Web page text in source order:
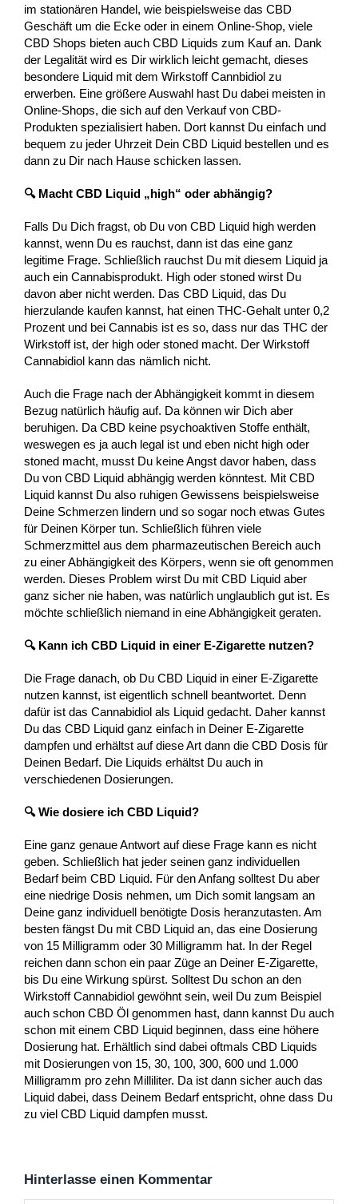
im stationären Handel, wie beispielsweise das CBD
Geschäft um die Ecke oder in einem Online-Shop, viele
CBD Shops bieten auch CBD Liquids zum Kauf an. Dank
der Legalität wird es Dir wirklich leicht gemacht, dieses
besondere Liquid mit dem Wirkstoff Cannbidiol zu
erwerben. Eine größere Auswahl hast Du dabei meisten in
Online-Shops, die sich auf den Verkauf von CBD-
Produkten spezialisiert haben. Dort kannst Du einfach und
bequem zu jeder Uhrzeit Dein CBD Liquid bestellen und es
dann zu Dir nach Hause schicken lassen.
🔍 Macht CBD Liquid „high“ oder abhängig?
Falls Du Dich fragst, ob Du von CBD Liquid high werden
kannst, wenn Du es rauchst, dann ist das eine ganz
legitime Frage. Schließlich rauchst Du mit diesem Liquid ja
auch ein Cannabisprodukt. High oder stoned wirst Du
davon aber nicht werden. Das CBD Liquid, das Du
hierzulande kaufen kannst, hat einen THC-Gehalt unter 0,2
Prozent und bei Cannabis ist es so, dass nur das THC der
Wirkstoff ist, der high oder stoned macht. Der Wirkstoff
Cannabidiol kann das nämlich nicht.
Auch die Frage nach der Abhängigkeit kommt in diesem
Bezug natürlich häufig auf. Da können wir Dich aber
beruhigen. Da CBD keine psychoaktiven Stoffe enthält,
weswegen es ja auch legal ist und eben nicht high oder
stoned macht, musst Du keine Angst davor haben, dass
Du von CBD Liquid abhängig werden könntest. Mit CBD
Liquid kannst Du also ruhigen Gewissens beispielsweise
Deine Schmerzen lindern und so sogar noch etwas Gutes
für Deinen Körper tun. Schließlich führen viele
Schmerzmittel aus dem pharmazeutischen Bereich auch
zu einer Abhängigkeit des Körpers, wenn sie oft genommen
werden. Dieses Problem wirst Du mit CBD Liquid aber
ganz sicher nie haben, was natürlich unglaublich gut ist. Es
möchte schließlich niemand in eine Abhängigkeit geraten.
🔍 Kann ich CBD Liquid in einer E-Zigarette nutzen?
Die Frage danach, ob Du CBD Liquid in einer E-Zigarette
nutzen kannst, ist eigentlich schnell beantwortet. Denn
dafür ist das Cannabidiol als Liquid gedacht. Daher kannst
Du das CBD Liquid ganz einfach in Deiner E-Zigarette
dampfen und erhältst auf diese Art dann die CBD Dosis für
Deinen Bedarf. Die Liquids erhältst Du auch in
verschiedenen Dosierungen.
🔍 Wie dosiere ich CBD Liquid?
Eine ganz genaue Antwort auf diese Frage kann es nicht
geben. Schließlich hat jeder seinen ganz individuellen
Bedarf beim CBD Liquid. Für den Anfang solltest Du aber
eine niedrige Dosis nehmen, um Dich somit langsam an
Deine ganz individuell benötigte Dosis heranzutasten. Am
besten fängst Du mit CBD Liquid an, das eine Dosierung
von 15 Milligramm oder 30 Milligramm hat. In der Regel
reichen dann schon ein paar Züge an Deiner E-Zigarette,
bis Du eine Wirkung spürst. Solltest Du schon an den
Wirkstoff Cannabidiol gewöhnt sein, weil Du zum Beispiel
auch schon CBD Öl genommen hast, dann kannst Du auch
schon mit einem CBD Liquid beginnen, dass eine höhere
Dosierung hat. Erhältlich sind dabei oftmals CBD Liquids
mit Dosierungen von 15, 30, 100, 300, 600 und 1.000
Milligramm pro zehn Milliliter. Da ist dann sicher auch das
Liquid dabei, dass Deinem Bedarf entspricht, ohne dass Du
zu viel CBD Liquid dampfen musst.
Hinterlasse einen Kommentar